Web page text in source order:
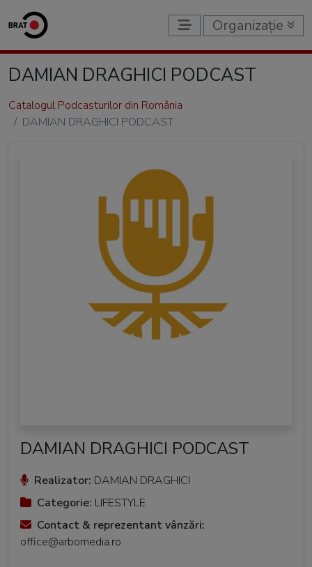
Organizație
DAMIAN DRAGHICI PODCAST
Catalogul Podcasturilor din România
DAMIAN DRAGHICI PODCAST
DAMIAN DRAGHICI PODCAST
Realizator: DAMIAN DRAGHICI
Categorie: LIFESTYLE
Contact & reprezentant vânzări:
office@arbomedia.ro